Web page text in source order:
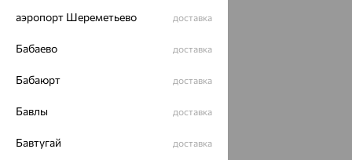
аэропорт Шереметьево доставка
Бабаево доставка
Бабаюрт доставка
Бавлы доставка
Бавтугай доставка